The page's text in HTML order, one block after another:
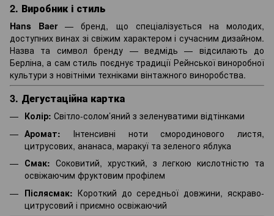
2. Виробник і стиль
Hans Baer— бренд, що спеціалізується на молодих,
доступних винах зі свіжим характером і сучасним дизайном.
Назва та символ бренду — ведмідь — відсилають до
Берліна, а сам стиль поєднує традиції Рейнської виноробної
культури з новітніми техніками вінтажного виноробства.
3. Дегустаційна картка
Колір: Світло-солом’яний з зеленуватими відтінками
Аромат: Інтенсивні ноти смородинового листя,
цитрусових, ананаса, маракуї та зеленого яблука
Смак: Соковитий, хрусткий, з легкою кислотністю та
освіжаючим фруктовим профілем
Післясмак: Короткий до середньої довжини, яскраво-
цитрусовий і приємно освіжаючий